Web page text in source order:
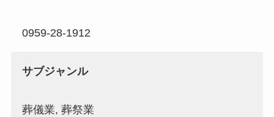
0959-28-1912
サブジャンル
葬儀業, 葬祭業